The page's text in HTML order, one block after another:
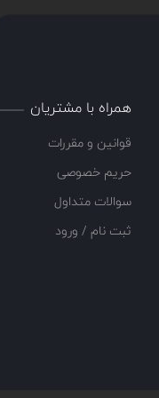
همراه با مشتریان
قوانین و مقررات
حریم خصوصی
سوالات متداول
ثبت نام / ورود